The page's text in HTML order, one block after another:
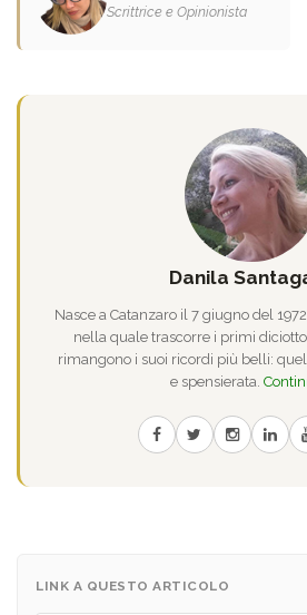
Scrittrice e Opinionista
Danila
Nasce a Catanzaro il 7 giugno del
nella quale trascorre i primi
rimangono i suoi ricordi più belli:
e spensierata.
LINK A QUESTO ARTICOLO